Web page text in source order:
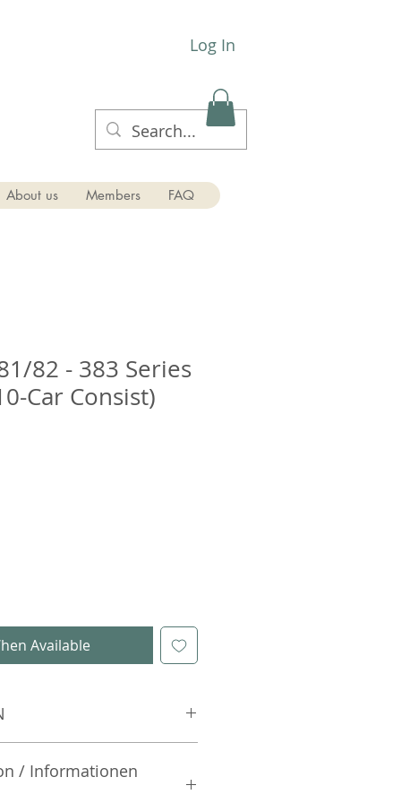
Log In
About us Members FAQ
82 - 383 Series
Car Consist)
Available
/ Informationen